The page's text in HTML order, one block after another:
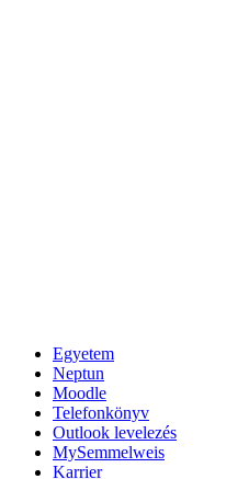
Egyetem
Neptun
Moodle
Telefonkönyv
Outlook levelezés
MySemmelweis
Karrier